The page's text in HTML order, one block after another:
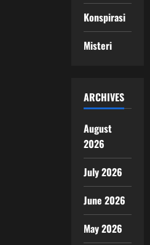
Konspirasi
Misteri
ARCHIVES
August
2026
July 2026
June 2026
May 2026